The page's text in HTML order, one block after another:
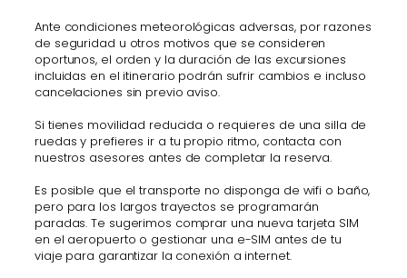
Ante condiciones meteorológicas adversas, por razones
de seguridad u otros motivos que se consideren
oportunos, el orden y la duración de las excursiones
incluidas en el itinerario podrán sufrir cambios e incluso
cancelaciones sin previo aviso.
Si tienes movilidad reducida o requieres de una silla de
ruedas y prefieres ir a tu propio ritmo, contacta con
nuestros asesores antes de completar la reserva.
Es posible que el transporte no disponga de wifi o baño,
pero para los largos trayectos se programarán
paradas. Te sugerimos comprar una nueva tarjeta SIM
en el aeropuerto o gestionar una e-SIM antes de tu
viaje para garantizar la conexión a internet.